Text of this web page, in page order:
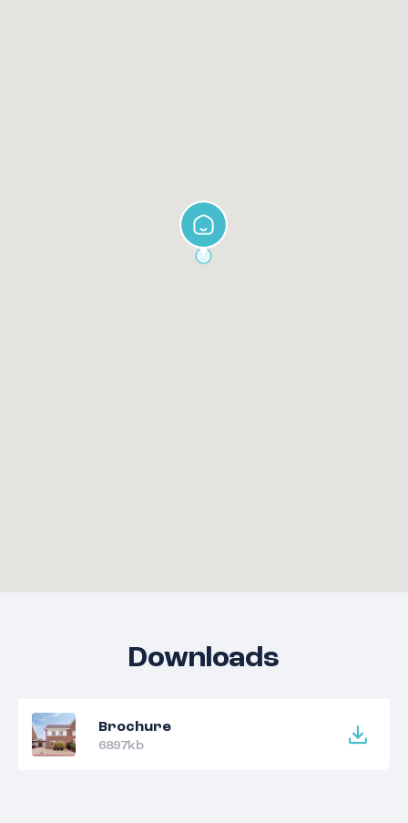
Downloads
Brochure
6897kb